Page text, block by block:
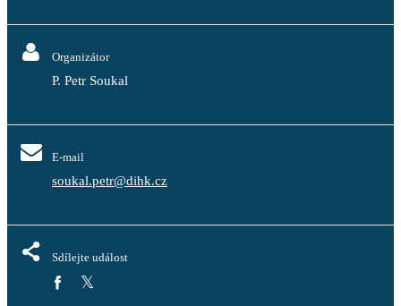
Organizátor
P. Petr Soukal
E-mail
soukal.petr@dihk.cz
Sdílejte událost